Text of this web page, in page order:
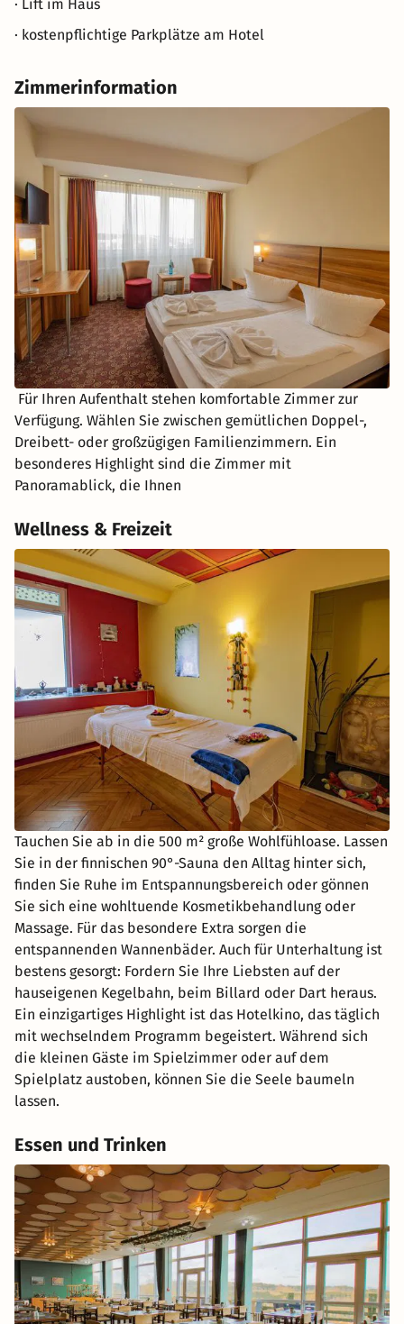
· Lift im Haus
· kostenpflichtige Parkplätze am Hotel
Zimmerinformation
Für Ihren Aufenthalt stehen komfortable Zimmer zur
Verfügung. Wählen Sie zwischen gemütlichen Doppel-,
Dreibett- oder großzügigen Familienzimmern. Ein
besonderes Highlight sind die Zimmer mit
Panoramablick, die Ihnen
Wellness & Freizeit
Tauchen Sie ab in die 500 m² große Wohlfühloase. Lassen
Sie in der finnischen 90°-Sauna den Alltag hinter sich,
finden Sie Ruhe im Entspannungsbereich oder gönnen
Sie sich eine wohltuende Kosmetikbehandlung oder
Massage. Für das besondere Extra sorgen die
entspannenden Wannenbäder. Auch für Unterhaltung ist
bestens gesorgt: Fordern Sie Ihre Liebsten auf der
hauseigenen Kegelbahn, beim Billard oder Dart heraus.
Ein einzigartiges Highlight ist das Hotelkino, das täglich
mit wechselndem Programm begeistert. Während sich
die kleinen Gäste im Spielzimmer oder auf dem
Spielplatz austoben, können Sie die Seele baumeln
lassen.
Essen und Trinken